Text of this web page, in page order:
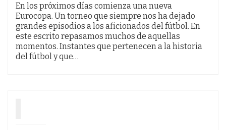
En los próximos días comienza una nueva
Eurocopa. Un torneo que siempre nos ha dejado
grandes episodios a los aficionados del fútbol. En
este escrito repasamos muchos de aquellas
momentos. Instantes que pertenecen a la historia
del fútbol y que…